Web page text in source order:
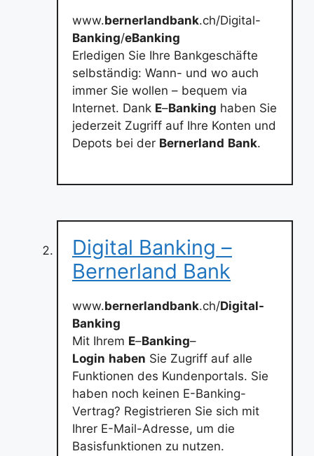
www.bernerlandbank.ch/Digital-
Banking/eBanking
Erledigen Sie Ihre Bankgeschäfte
selbständig: Wann- und wo auch
immer Sie wollen – bequem via
Internet. Dank E–Banking haben Sie
jederzeit Zugriff auf Ihre Konten und
Depots bei der Bernerland Bank.
Digital Banking –
Bernerland Bank
www.bernerlandbank.ch/Digital-
Banking
Mit Ihrem E–Banking–
Login haben Sie Zugriff auf alle
Funktionen des Kundenportals. Sie
haben noch keinen E-Banking-
Vertrag? Registrieren Sie sich mit
Ihrer E-Mail-Adresse, um die
Basisfunktionen zu nutzen.